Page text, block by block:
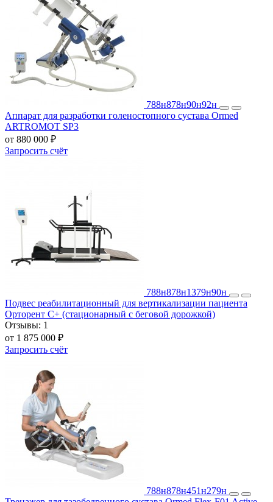
788н878н90н92н
Аппарат для разработки голеностопного сустава Ormed
ARTROMOT SP3
от 880 000 ₽
Запросить счёт
788н878н1379н90н
Подвес реабилитационный для вертикализации пациента
Орторент С+ (стационарный с беговой дорожкой)
Отзывы: 1
от 1 875 000 ₽
Запросить счёт
788н878н451н279н